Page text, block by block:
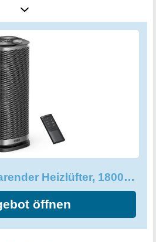
sorgt so für eine gleichmäßige
Der 1-12-Stunden-Timer und die
des Displays helfen Ihnen,
gemütlich warm zu bleiben.
die Steuerung des Geräts,
von 8 Metern, während der
zwischen den Räumen
beim Dreo Energiesparenden
Das V0-klassifizierte
und der Überhitzungssensor
keine Sorgen machen müssen.
Gerät noch sicherer. Mit einer
dB können Sie sich in eine leise
während die ObliqueAirflow-
Lüftergeräusch stark reduziert.
Dreo Energiesparender Heizlüfter, 1800W 3 Heizstufen 3 Heizmodi
öffnen